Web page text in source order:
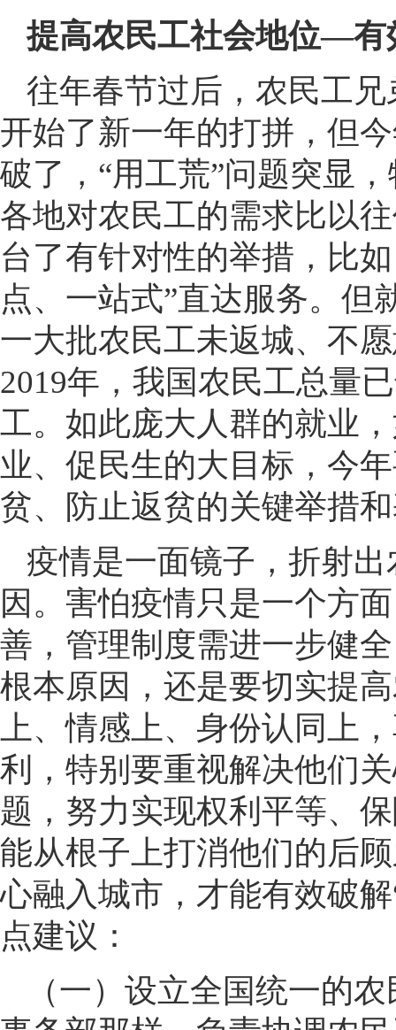
提高农民工社会地位—有
往年春节过后，农民工
开始了新一年的打拼，但
破了，“用工荒”问题突显
各地对农民工的需求比以
台了有针对性的举措，比
点、一站式”直达服务。但
一大批农民工未返城、不
2019年，我国农民工总量
工。如此庞大人群的就业
业、促民生的大目标，今
贫、防止返贫的关键举措
疫情是一面镜子，折射
因。害怕疫情只是一个方
善，管理制度需进一步健
根本原因，还是要切实提
上、情感上、身份认同上
利，特别要重视解决他们
题，努力实现权利平等、
能从根子上打消他们的后
心融入城市，才能有效破
点建议：
（一）设立全国统一的